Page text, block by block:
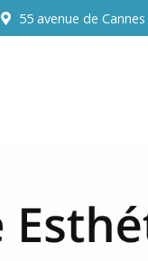
55 avenue de Cannes